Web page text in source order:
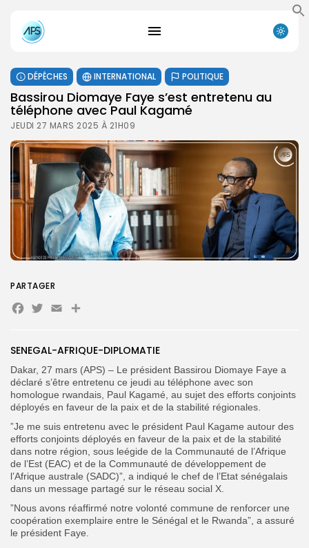
for:
FR
DÉPÊCHES INTERNATIONAL POLITIQUE
Bassirou Diomaye Faye s’est entretenu au
téléphone avec Paul Kagamé
JEUDI 27 MARS 2025 À 21H09
SENEGAL-AFRIQUE-DIPLOMATIE
Dakar, 27 mars (APS) – Le président Bassirou Diomaye Faye a
déclaré s’être entretenu ce jeudi au téléphone avec son
homologue rwandais, Paul Kagamé, au sujet des efforts conjoints
déployés en faveur de la paix et de la stabilité régionales.
”Je me suis entretenu avec le président Paul Kagame autour des
efforts conjoints déployés en faveur de la paix et de la stabilité
dans notre région, sous leégide de la Communauté de l’Afrique
de l’Est (EAC) et de la Communauté de développement de
l’Afrique australe (SADC)”, a indiqué le chef de l’Etat sénégalais
dans un message partagé sur le réseau social X.
”Nous avons réaffirmé notre volonté commune de renforcer une
coopération exemplaire entre le Sénégal et le Rwanda”, a assuré
le président Faye.
PARTAGER
Facebook
Twitter
EmailPartager